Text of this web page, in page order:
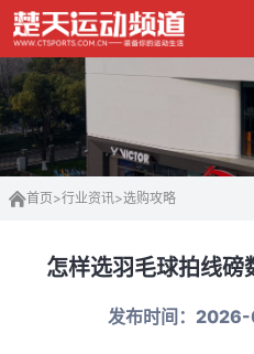
首页>行业资讯>选购攻略
怎样选羽毛球拍线磅
发布时间：